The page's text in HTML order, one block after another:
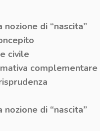
nozione di “nascita”
civile
complementare
nozione di “nascita”